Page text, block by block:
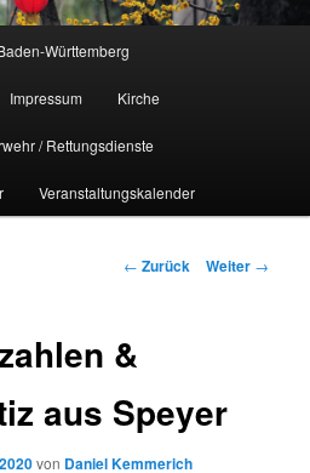
Württemberg
Impressum Kirche
/ Rettungsdienste
Veranstaltungskalender
Beitrags-
← Zurück Weiter →
&
aus Speyer
von Daniel Kemmerich